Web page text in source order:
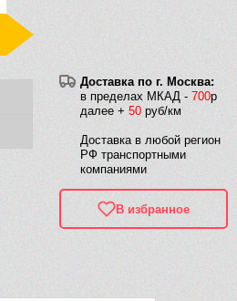
Доставка по г. Москва:
в пределах МКАД - 700р
далее + 50 руб/км
Доставка в любой регион
РФ транспортными
компаниями
В избранное